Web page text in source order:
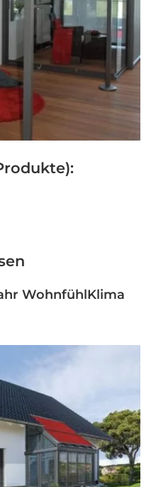
WohnfühlKlima